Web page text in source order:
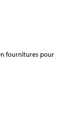
fournitures pour